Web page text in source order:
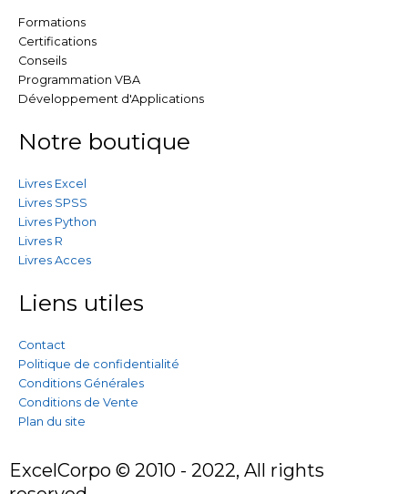
Formations
Certifications
Conseils
Programmation VBA
Développement d'Applications
Notre boutique
Livres Excel
Livres SPSS
Livres Python
Livres R
Livres Acces
Liens utiles
Contact
Politique de confidentialité
Conditions Générales
Conditions de Vente
Plan du site
ExcelCorpo © 2010 - 2022, All rights